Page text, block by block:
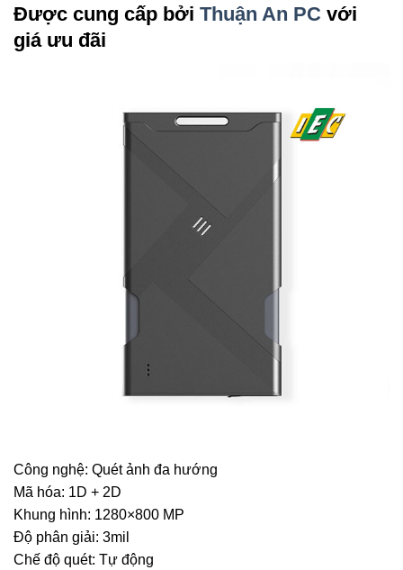
Được cung cấp bởi Thuận An PC với
giá ưu đãi
Công nghệ: Quét ảnh đa hướng
Mã hóa: 1D + 2D
Khung hình: 1280×800 MP
Độ phân giải: 3mil
Chế độ quét: Tự động